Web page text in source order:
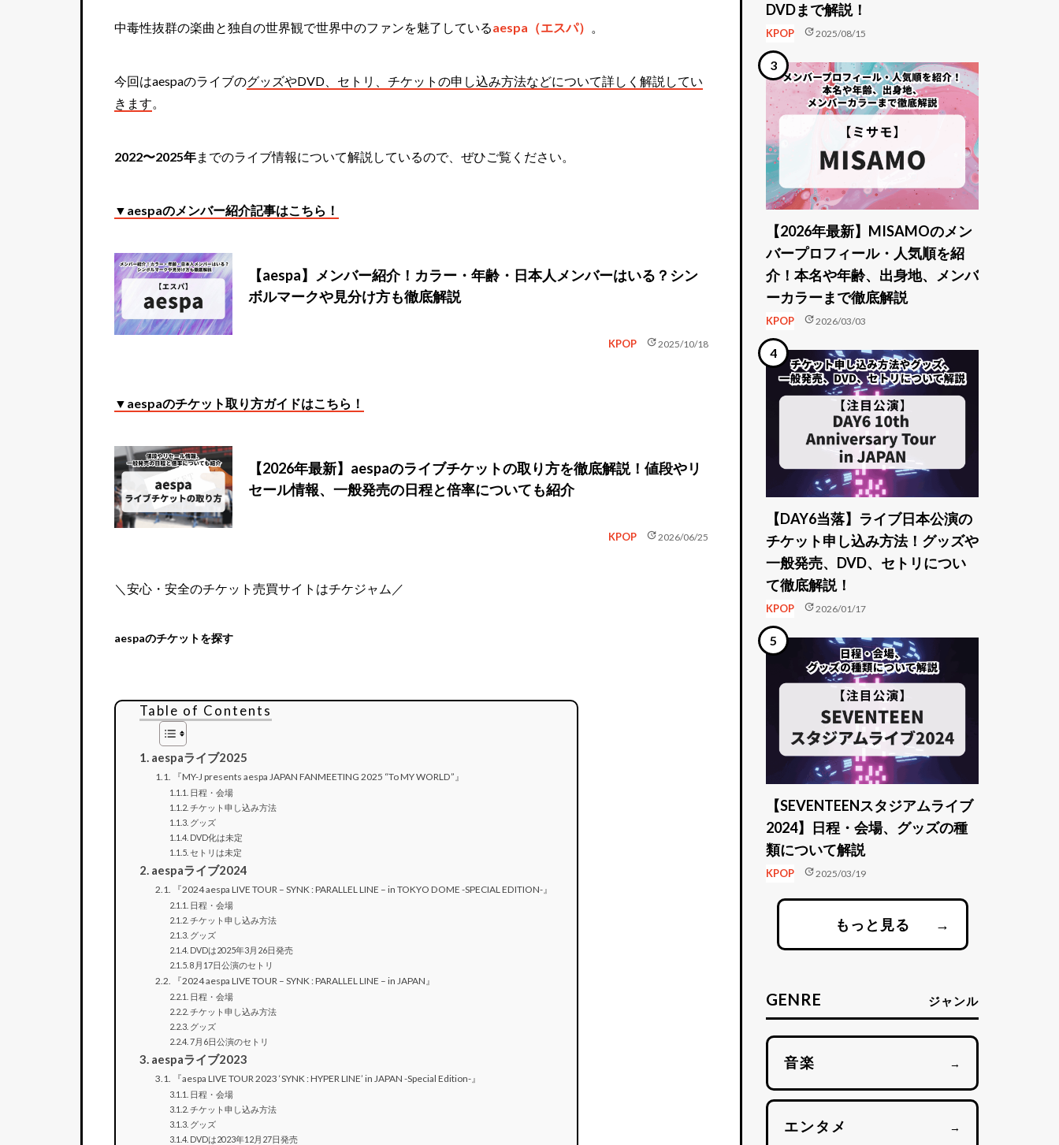
中毒性抜群の楽曲と独自の世界観で世界中のファンを魅了しているaespa（エスパ） 。
今回はaespaのライブのグッズやDVD、セトリ、チケットの申し込み方法などについて詳しく解説してい
きます。
2022〜2025年までのライブ情報について解説しているので、ぜひご覧ください。
▼aespaのメンバー紹介記事はこちら！
【aespa】メンバー紹介！カラー・年齢・日本人メンバーはいる？シン
ボルマークや見分け方も徹底解説
KPOP update2025/10/18
▼aespaのチケット取り方ガイドはこちら！
【2026年最新】aespaのライブチケットの取り方を徹底解説！値段やリ
セール情報、一般発売の日程と倍率についても紹介
KPOP update2026/06/25
＼安心・安全のチケット売買サイトはチケジャム／
aespaのチケットを探す
Table of Contents
aespaライブ2025
『MY-J presents aespa JAPAN FANMEETING 2025 “To MY WORLD”』
日程・会場
チケット申し込み方法
グッズ
DVD化は未定
セトリは未定
aespaライブ2024
『2024 aespa LIVE TOUR – SYNK : PARALLEL LINE – in TOKYO DOME -SPECIAL EDITION-』
日程・会場
チケット申し込み方法
グッズ
DVDは2025年3月26日発売
8月17日公演のセトリ
『2024 aespa LIVE TOUR – SYNK : PARALLEL LINE – in JAPAN』
日程・会場
チケット申し込み方法
グッズ
7月6日公演のセトリ
aespaライブ2023
『aespa LIVE TOUR 2023 ‘SYNK : HYPER LINE’ in JAPAN -Special Edition-』
日程・会場
チケット申し込み方法
グッズ
DVDは2023年12月27日発売
DVDまで解説！
KPOP update2025/08/15
【2026年最新】MISAMOのメン
バープロフィール・人気順を紹
介！本名や年齢、出身地、メンバ
ーカラーまで徹底解説
KPOP update2026/03/03
【DAY6当落】ライブ日本公演の
チケット申し込み方法！グッズや
一般発売、DVD、セトリについ
て徹底解説！
KPOP update2026/01/17
【SEVENTEENスタジアムライブ
2024】日程・会場、グッズの種
類について解説
KPOP update2025/03/19
もっと見る →
GENRE ジャンル
音楽 →
エンタメ →